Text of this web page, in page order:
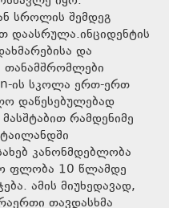
სროლის შემდეგ
და
თანამშრომლები
ის სკოლა ერთ-ერთ
დაწესებულებად
რამდენიმე
კანონმდებლობა
ფლობა 10 წლამდე
ამის მიუხედავად,
თავდასხმა